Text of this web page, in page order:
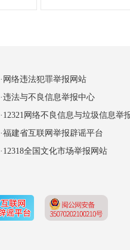
·网络违法犯罪举报网站
·违法与不良信息举报中心
·12321网络不良信息与垃圾信息举
·福建省互联网举报辟谣平台
·12318全国文化市场举报网站